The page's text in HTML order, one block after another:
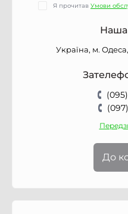
Я прочитав Умови
Наша
Україна, м. Одеса,
До